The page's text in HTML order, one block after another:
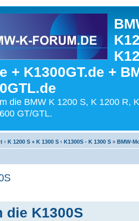
+ K1300GT.de +
die BMW K 1200 S, K 1200 R,
GT/GTL.
‹ K 1200 S + K 1300 S ‹ K1300S - K 1300 S » BMW-
die K1300S